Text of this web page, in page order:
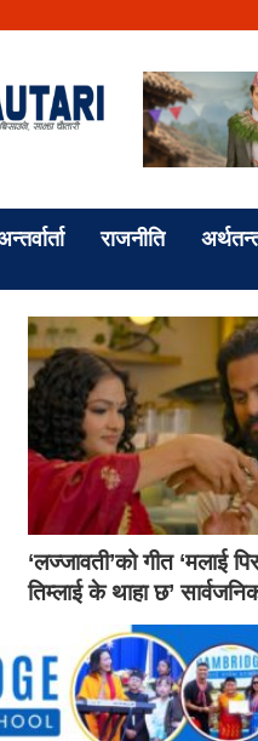
राजनीति
‘लज्जावती’को गीत ‘मलाई
तिम्लाई के थाहा छ’